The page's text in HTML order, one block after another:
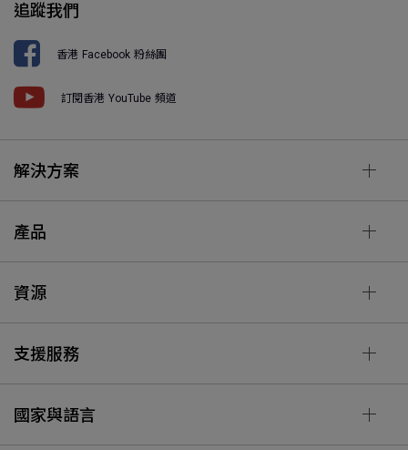
追蹤我們
香港 Facebook 粉絲團
訂閱香港 YouTube 頻道
解決方案
產品
資源
支援服務
國家與語言